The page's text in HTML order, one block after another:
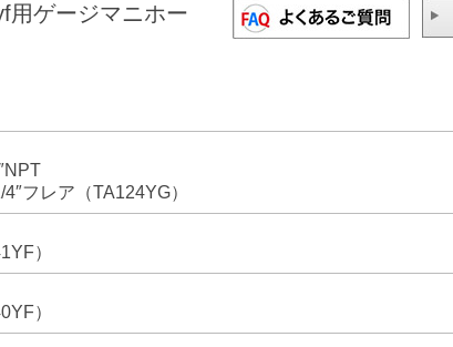
用ゲージマニホー
フレア（TA124YG）
）
）